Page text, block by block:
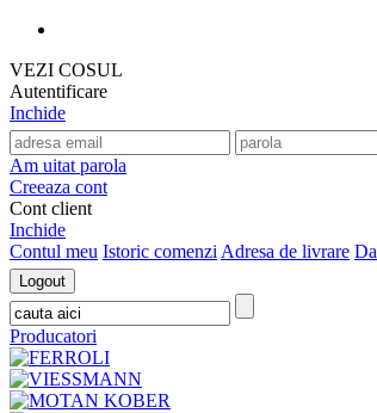
VEZI COSUL
Autentificare
Inchide
Am uitat parola
Creeaza cont
Cont client
Inchide
Contul meu Istoric comenzi Adresa de livrare
Producatori